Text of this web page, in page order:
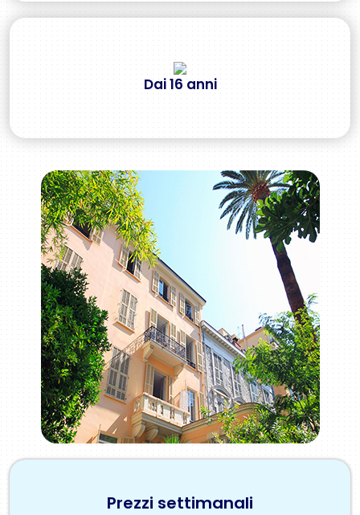
Dai 16 anni
Prezzi settimanali